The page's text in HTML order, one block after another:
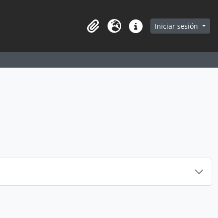
in browse page
Portapapeles
Idioma Enlaces rápidos
Iniciar sesión